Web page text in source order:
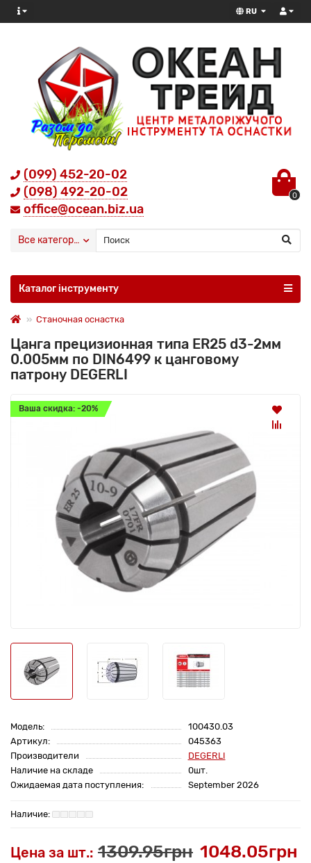
RU
(099) 452-20-02
(098) 492-20-02
office@ocean.biz.ua
0
Все категории
Каталог інструменту
Станочная оснастка
Цанга прецизионная типа ER25 d3-2мм
0.005мм по DIN6499 к цанговому
патрону DEGERLI
Ваша скидка: -20%
Модель:
100430.03
Артикул:
045363
Производители
DEGERLI
Наличие на складе
0шт.
Ожидаемая дата поступления:
September 2026
Цена за шт.: 1309.95грн 1048.05грн